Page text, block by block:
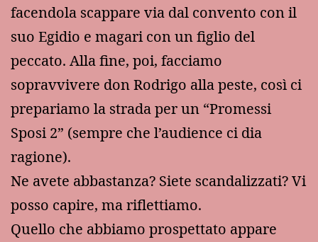
facendola scappare via dal convento con il
suo Egidio e magari con un figlio del
peccato. Alla fine, poi, facciamo
sopravvivere don Rodrigo alla peste, così ci
prepariamo la strada per un “Promessi
Sposi 2” (sempre che l’audience ci dia
ragione).
Ne avete abbastanza? Siete scandalizzati? Vi
posso capire, ma riflettiamo.
Quello che abbiamo prospettato appare